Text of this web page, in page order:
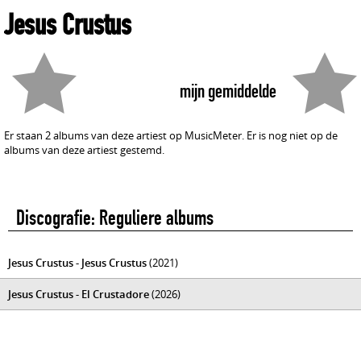
Jesus Crustus
mijn gemiddelde
Er staan 2 albums van deze artiest op MusicMeter. Er is nog niet op de
albums van deze artiest gestemd.
Discografie: Reguliere albums
Jesus Crustus - Jesus Crustus(2021)
Jesus Crustus - El Crustadore(2026)